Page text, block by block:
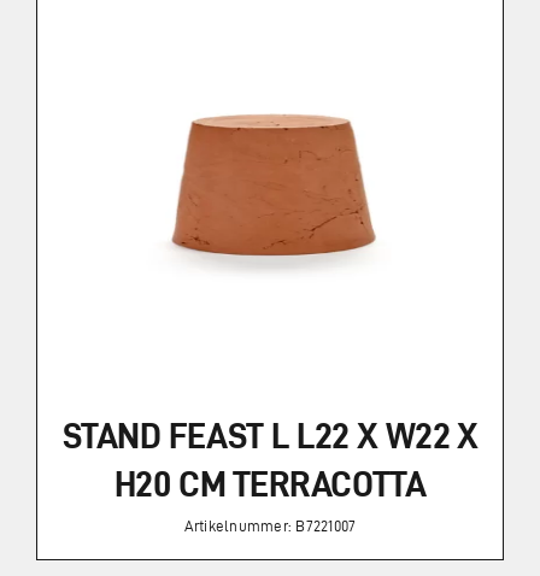
STAND FEAST L L22 X W22 X
H20 CM TERRACOTTA
Artikelnummer: B7221007